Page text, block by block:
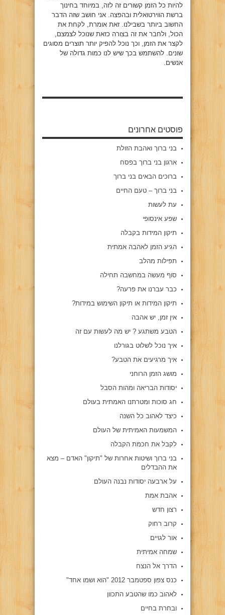
להיות כל הזמן קשורים זה לזה, במיוחד בחינוך
ברשת הווירטואלית ובהפצה. אני חושב שזה הדבר
החשוב ביותר בשבילנו. זאת אומרת, לקחת את
הכול, ולחבר את זה בצורה כזאת שנוכל לצמצם,
לקצר את הזמן, וכך נוכל להפיק יותר תוצרים מסוגים
שונים. להשתמש בכך שיש לנו כמות גדולה של
אנשים.
פוסטים אחרונים
בני ברוך ואהבת הזולת
ארגון בני ברוך בפסח
ברוכים הבאים בני ברוך
בני ברוך – טעם החיים
עת לעשות
שפע אינסופי
תיקון המידות בקבלה
הגיע הזמן לאהבה אמתית
תפילות מהלב
סוף מעשה במחשבה תחילה
כבר עברנו את פרעה?
תיקון המידות או תיקון השימוש במידות?
אין זמן, יש אהבה
הטבע משתגע ? יש מה לעשות עם זה
איך נוכל לשלוט בגורלנו
איך מרגיעים את הטבע?
מושג הזמן הרוחני
יסודות הבריאה ומהות הסבל
חג סוכות ומטרתנו האמתית בעולם
כיצד לאהוב כל השנה
המשמעות האמיתית של העולם
לקבל את חכמת הקבלה
בני ברוך ושיטות אחרות של "תיקון" האדם – מצא
את ההבדלים
על ארבעה יסודות נבנה העולם
אהבת אמת
רצון חדש
קרוב רחוק
אור לגויים
שמחה אמיתית
הדרך אל הנצח
כנס צפון ספטמבר 2012 "הוא ושמו אחד"
לאהוב כמו שהטבע התכוון
ובחרת בחיים